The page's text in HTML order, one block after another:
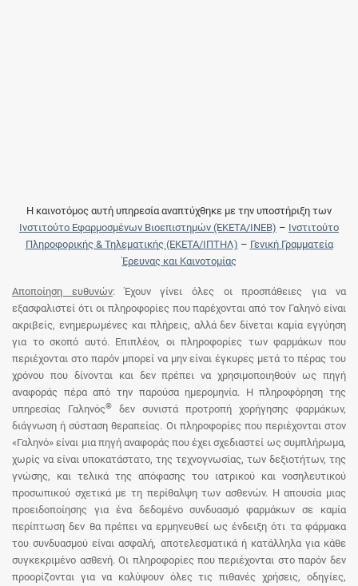
Η καινοτόμος αυτή υπηρεσία αναπτύχθηκε με την υποστήριξη των
Ινστιτούτο Εφαρμοσμένων Βιοεπιστημών (ΕΚΕΤΑ/ΙΝΕΒ) – Ινστιτούτο
Πληροφορικής & Τηλεματικής (ΕΚΕΤΑ/ΙΠΤΗΛ) – Γενική Γραμματεία
Έρευνας και Καινοτομίας
Αποποίηση ευθυνών: Έχουν γίνει όλες οι προσπάθειες για να
εξασφαλιστεί ότι οι πληροφορίες που παρέχονται από τον Γαληνό είναι
ακριβείς, ενημερωμένες και πλήρεις, αλλά δεν δίνεται καμία εγγύηση
για το σκοπό αυτό. Επιπλέον, οι πληροφορίες των φαρμάκων που
περιέχονται στο παρόν μπορεί να μην είναι έγκυρες μετά το πέρας του
χρόνου που δίνονται και δεν πρέπει να χρησιμοποιηθούν ως πηγή
αναφοράς πέρα από την παρούσα ημερομηνία. Η πληροφόρηση της
υπηρεσίας Γαληνός®
δεν συνιστά προτροπή χορήγησης φαρμάκων,
διάγνωση ή σύσταση θεραπείας. Οι πληροφορίες που περιέχονται στον
«Γαληνό» είναι μια πηγή αναφοράς που έχει σχεδιαστεί ως συμπλήρωμα,
χωρίς να είναι υποκατάστατο, της τεχνογνωσίας, των δεξιοτήτων, της
γνώσης, και τελικά της απόφασης του ιατρικού και νοσηλευτικού
προσωπικού σχετικά με τη περίθαλψη των ασθενών. Η απουσία μιας
προειδοποίησης για ένα δεδομένο συνδυασμό φαρμάκων σε καμία
περίπτωση δεν θα πρέπει να ερμηνευθεί ως ένδειξη ότι τα φάρμακα
του συνδυασμού είναι ασφαλή, αποτελεσματικά ή κατάλληλα για κάθε
συγκεκριμένο ασθενή. Οι πληροφορίες που περιέχονται στο παρόν δεν
προορίζονται για να καλύψουν όλες τις πιθανές χρήσεις, οδηγίες,